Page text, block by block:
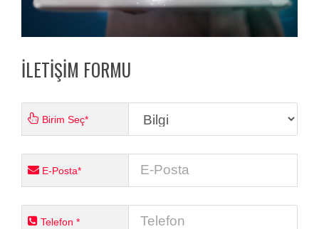
İLETİŞİM FORMU
Birim Seç*
E-Posta*
Telefon *